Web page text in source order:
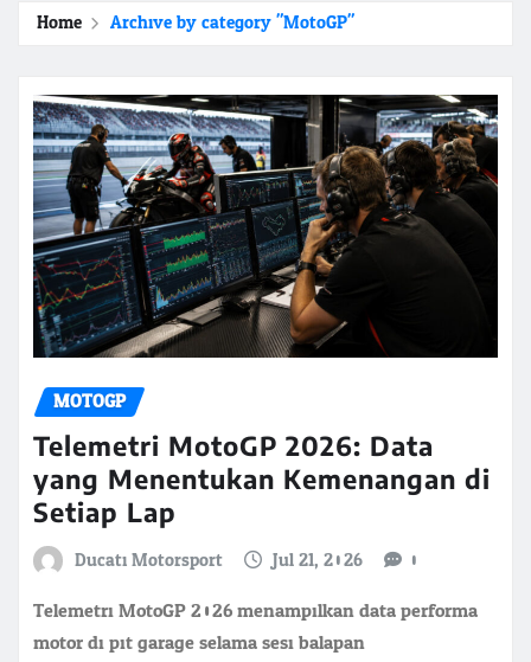
Home Archive by category "MotoGP"
MOTOGP
Telemetri MotoGP 2026: Data
yang Menentukan Kemenangan di
Setiap Lap
Ducati Motorsport Jul 21, 2026 0
Telemetri MotoGP 2026 menampilkan data performa
motor di pit garage selama sesi balapan.